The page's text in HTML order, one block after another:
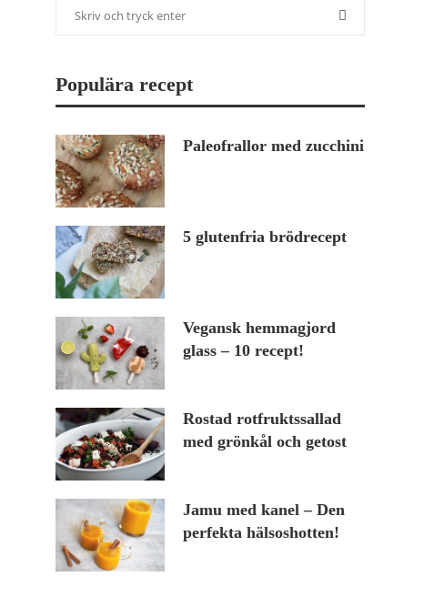
Populära recept
Paleofrallor med zucchini
5 glutenfria brödrecept
Vegansk hemmagjord
glass – 10 recept!
Rostad rotfruktssallad
med grönkål och getost
Jamu med kanel – Den
perfekta hälsoshotten!